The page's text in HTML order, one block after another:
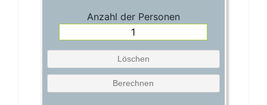
Anzahl der Personen
Löschen
Berechnen